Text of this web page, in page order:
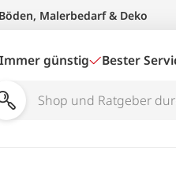
Malerbedarf & Deko
Immer günstig Bester